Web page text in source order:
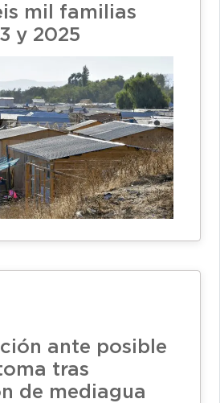
mil familias
y 2025
ante posible
tras
de mediagua